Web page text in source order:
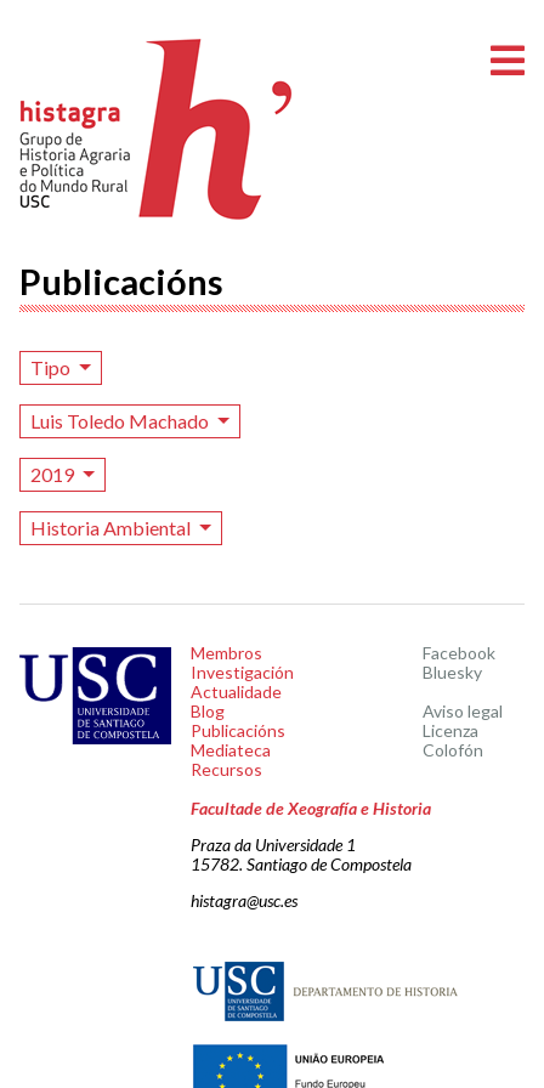
Publicacións
Tipo
Luis Toledo Machado
2019
Historia Ambiental
Membros
Investigación
Actualidade
Blog
Publicacións
Mediateca
Recursos
Facebook
Bluesky
Aviso legal
Licenza
Colofón
Facultade de Xeografía e Historia
Praza da Universidade 1
15782. Santiago de Compostela
histagra@usc.es